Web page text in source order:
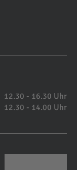
12.30 - 16.30 Uhr
12.30 - 14.00 Uhr